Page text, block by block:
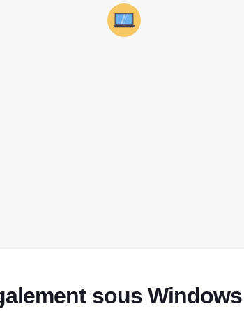
sous Windows